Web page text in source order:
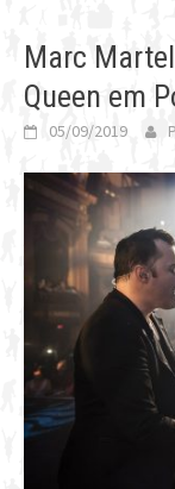
Marc
Queen em
05/09/2019